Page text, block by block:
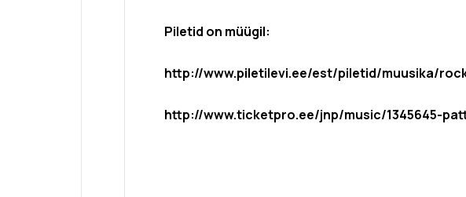
Piletid on müügil:
http://www.piletilevi.ee/est/piletid/muusika/
http://www.ticketpro.ee/jnp/music/1345645-